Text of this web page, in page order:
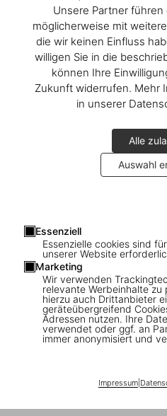
Unsere Partner
möglicherweise mit
die wir keinen Einfluss
willigen Sie in die
können Ihre
Zukunft widerrufen. Mehr
in unserer
Alle
Auswahl
Essenziell
Essenzielle cookies sind
unserer Website
Marketing
Wir verwenden
relevante Werbeinhalte zu
hierzu auch Drittanbieter
geräteübergreifend
Adressen nutzen. Ihre
verwendet oder ggf. an
immer anonymisiert und
Impressum|
Filmsprache, die 1970er Jahre
seiner ambitioniertesten Form –
exzessiven und experimentellen
Blade Runner ,AmadeusundE.T.,
Soderbergh in den 1990ern das
2000er schlossen das
Der Herr der Ringe und Harry
Lost in TranslationundNo Country
Connect
Company
Verbraucherinformationen
Abonnieren Sie unseren Newsletter
2026– TASCHEN